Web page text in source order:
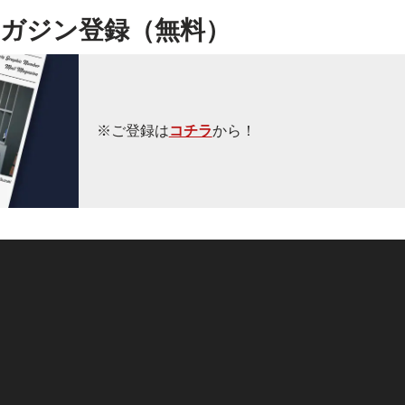
ジン登録（無料）
※ご登録はコチラから！